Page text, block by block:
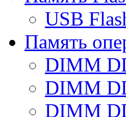
USB
Память
DIMM
DIMM
DIMM